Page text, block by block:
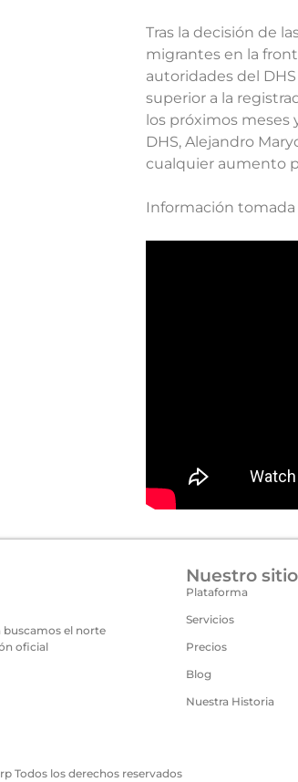
Tras la decisión de
migrantes en la
autoridades del
superior a la
los próximos meses
DHS, Alejandro
cualquier aumento
Información tomada
buscamos el norte
oficial
Nuestro
Plataforma
Servicios
Precios
Blog
Nuestra Historia
Todos los derechos reservados